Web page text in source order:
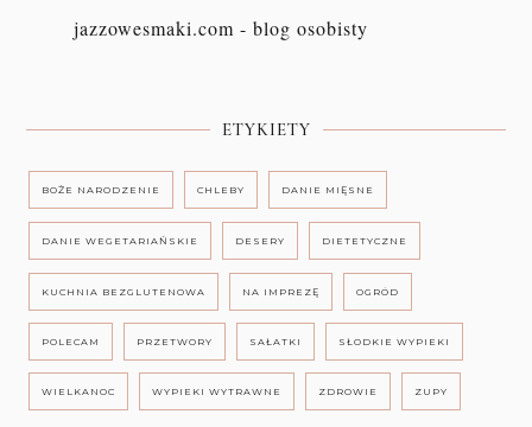
jazzowesmaki.com - blog osobisty
ETYKIETY
BOŻE NARODZENIE CHLEBY DANIE MIĘSNE
DANIE WEGETARIAŃSKIE DESERY DIETETYCZNE
KUCHNIA BEZGLUTENOWA NA IMPREZĘ OGRÓD
POLECAM PRZETWORY SAŁATKI SŁODKIE WYPIEKI
WIELKANOC WYPIEKI WYTRAWNE ZDROWIE ZUPY